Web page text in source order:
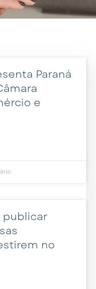
Paraná
e
publicar
no